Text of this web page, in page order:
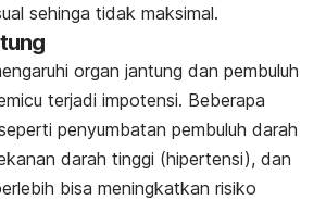
sehinga tidak maksimal.
organ jantung dan pembuluh
terjadi impotensi. Beberapa
penyumbatan pembuluh darah
darah tinggi (hipertensi), dan
bisa meningkatkan risiko